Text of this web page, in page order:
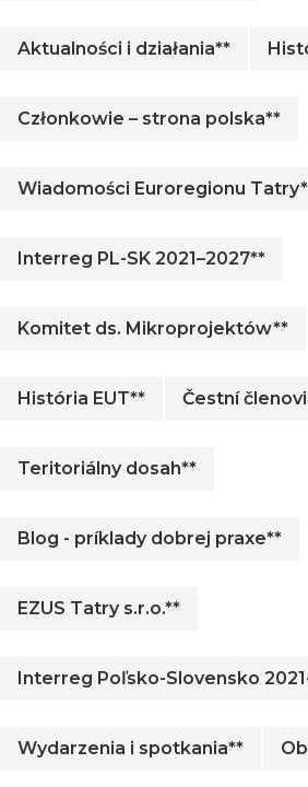
Aktualności i działania**
Członkowie – strona polska**
Wiadomości Euroregionu
Interreg PL-SK 2021–2027**
Komitet ds. Mikroprojektów**
História EUT** Čestní
Teritoriálny dosah**
Blog - príklady dobrej praxe**
EZUS Tatry s.r.o.**
Interreg Poľsko-Slovensko
Wydarzenia i spotkania**